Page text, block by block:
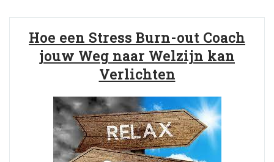
Hoe een Stress Burn-out Coach
jouw Weg naar Welzijn kan
Verlichten